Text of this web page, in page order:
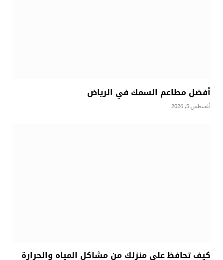
أفضل مطاعم السمك في الرياض
أغسطس 5, 2026
كيف تحافظ على منزلك من مشاكل المياه والحرارة